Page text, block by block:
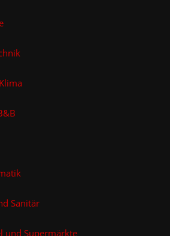
Sanitär
und Supermärkte